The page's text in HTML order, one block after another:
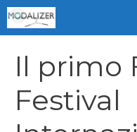
Vai
al
Il primo
Festival